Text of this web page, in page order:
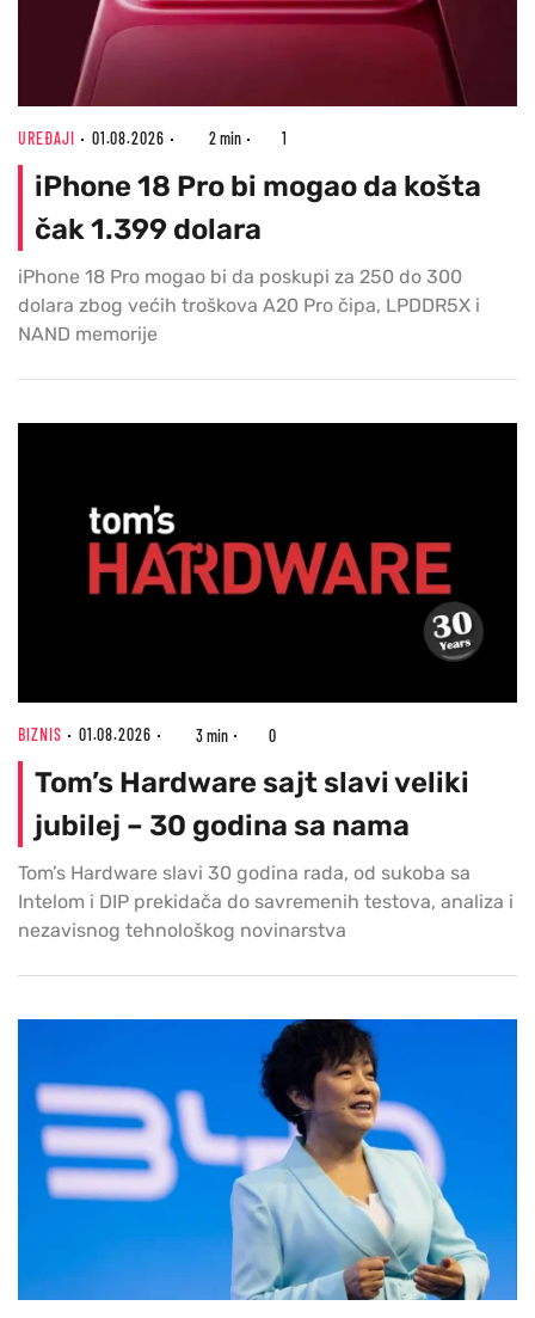
UREĐAJI 01.08.2026 2 min 1
iPhone 18 Pro bi mogao da košta
čak 1.399 dolara
iPhone 18 Pro mogao bi da poskupi za 250 do 300
dolara zbog većih troškova A20 Pro čipa, LPDDR5X i
NAND memorije
BIZNIS 01.08.2026 3 min 0
Tom’s Hardware sajt slavi veliki
jubilej – 30 godina sa nama
Tom’s Hardware slavi 30 godina rada, od sukoba sa
Intelom i DIP prekidača do savremenih testova, analiza i
nezavisnog tehnološkog novinarstva